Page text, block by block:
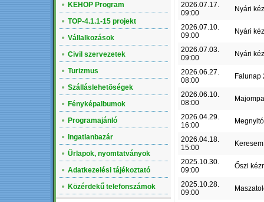
KEHOP Program
TOP-4.1.1-15 projekt
Vállalkozások
Civil szervezetek
Turizmus
Szálláslehetõségek
Fényképalbumok
Programajánló
Ingatlanbazár
Űrlapok, nyomtatványok
Adatkezelési tájékoztató
Közérdekű telefonszámok
2026.07.17.
09:00
Nyári
2026.07.10.
09:00
Nyári
2026.07.03.
09:00
Nyári
2026.06.27.
08:00
Falunap
2026.06.10.
08:00
2026.04.29.
16:00
2026.04.18.
15:00
2025.10.30.
09:00
Őszi
2025.10.28.
09:00